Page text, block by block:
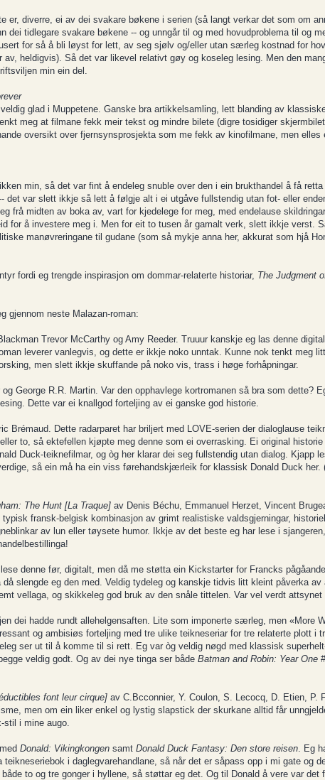
er, diverre, ei av dei svakare bøkene i serien (så langt verkar det som om
dei tidlegare svakare bøkene -- og unngår til og med hovudproblema til og
for så å bli løyst for lett, av seg sjølv og/eller utan særleg kostnad for
heldigvis). Så det var likevel relativt gøy og koseleg lesing. Men den
min ein del.
glad i Muppetene. Ganske bra artikkelsamling, lett blanding av
meg at filmane fekk meir tekst og mindre bilete (digre tosidiger
oversikt over fjernsynsprosjekta som me fekk av kinofilmane, men elles
min, så det var fint å endeleg snuble over den i ein brukthandel å få retta
det var slett ikkje så lett å følgje alt i ei utgåve fullstendig utan fot- eller
frå midten av boka av, vart for kjedelege for meg, med endelause
for å investere meg i. Men for eit to tusen år gamalt verk, slett ikkje verst.
manøvreringane til gudane (som så mykje anna her, akkurat som hjå
fordi eg trengde inspirasjon om dommar-relaterte historiar, The Judgment
gjennom neste Malazan-roman:
Trevor McCarthy og Amy Reeder. Truuur kanskje eg las denne
leverer vanlegvis, og dette er ikkje noko unntak. Kunne nok tenkt meg
men slett ikkje skuffande på noko vis, trass i høge forhåpningar.
George R.R. Martin. Var den opphavlege kortromanen så bra som dette?
Dette var ei knallgod forteljing av ei ganske god historie.
Brémaud. Dette radarparet har briljert med LOVE-serien der dialoglause
to, så ektefellen kjøpte meg denne som ei overrasking. Ei original
Duck-teiknefilmar, og òg her klarar dei seg fullstendig utan dialog. Kjapp
så ein må ha ein viss førehandskjærleik for klassisk Donald Duck her.
The Hunt [La Traque] av Denis Béchu, Emmanuel Herzet, Vincent
fransk-belgisk kombinasjon av grimt realistiske valdsgjerningar,
av lun eller tøysete humor. Ikkje av det beste eg har lese i
denne før, digitalt, men då me støtta ein Kickstarter for Francks
slengde eg den med. Veldig tydeleg og kanskje tidvis litt kleint påverka av
vellaga, og skikkeleg god bruk av den snåle tittelen. Var vel verdt attsynet
dei hadde rundt allehelgensaften. Lite som imponerte særleg, men «More
og ambisiøs forteljing med tre ulike teikneseriar for tre relaterte plott i
ser ut til å komme til si rett. Eg var òg veldig nøgd med klassisk
veldig godt. Og av dei nye tinga ser både Batman and Robin: Year One
font leur cirque] av C.Bcconnier, Y. Coulon, S. Lecocq, D. Etien, P.
men om ein liker enkel og lystig slapstick der skurkane alltid får
stil i mine augo.
Donald: Vikingkongen samt Donald Duck Fantasy: Den store reisen. Eg
i daglegvarehandlane, så når det er såpass opp i mi gate og
to og tre gonger i hyllene, så støttar eg det. Og til Donald å vere var det